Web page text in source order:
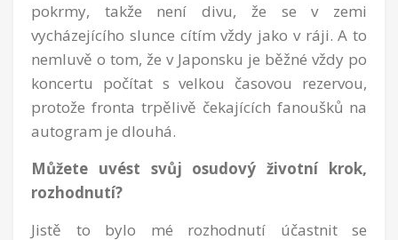
pokrmy, takže není divu, že se v zemi
vycházejícího slunce cítím vždy jako v ráji. A to
nemluvě o tom, že v Japonsku je běžné vždy po
koncertu počítat s velkou časovou rezervou,
protože fronta trpělivě čekajících fanoušků na
autogram je dlouhá.
Můžete uvést svůj osudový životní krok,
rozhodnutí?
Jistě to bylo mé rozhodnutí účastnit se